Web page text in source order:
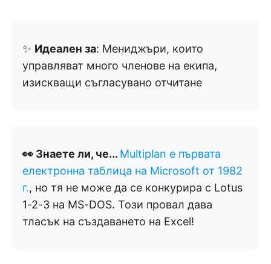
✨ Идеален за: Мениджъри, които
управляват много членове на екипа,
изискващи съгласувано отчитане
👀 Знаете ли, че... Multiplan е първата
електронна таблица на Microsoft от 1982
г., но тя не може да се конкурира с Lotus
1-2-3 на MS-DOS. Този провал дава
тласък на създаването на Excel!